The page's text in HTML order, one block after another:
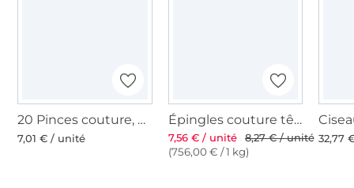
20 Pinces couture, petite, multicolore
7,01 € / unité
Épingles couture têtes facile à saisir Prym
7,56 € / unité
8,27 € / unité
(756,00 € / 1 kg)
32,77